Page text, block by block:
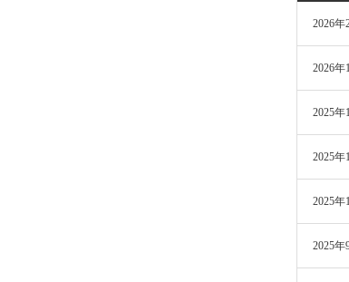
2026年
2026年
2025年
2025年
2025年
2025年